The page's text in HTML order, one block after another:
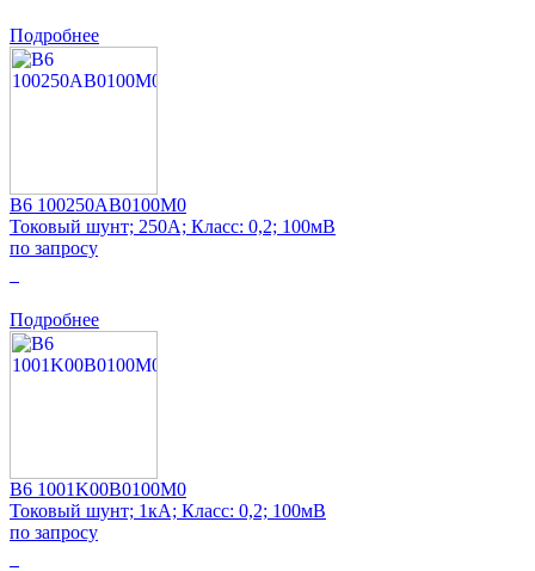
Подробнее
B6 100250AB0100M0
Токовый шунт; 250А; Класс: 0,2; 100мВ
по запросу
Подробнее
B6 1001K00B0100M0
Токовый шунт; 1кА; Класс: 0,2; 100мВ
по запросу